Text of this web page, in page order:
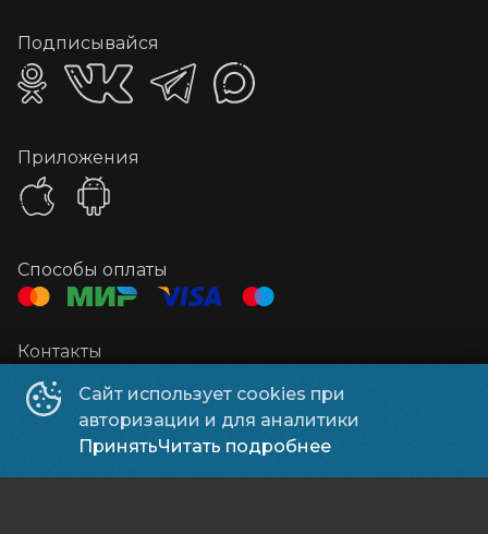
Сайт использует cookies при
авторизации и для аналитики
ПринятьЧитать подробнее
Подписывайся
Приложения
Способы оплаты
Контакты
Администратор
Касса
+7 845 339-30-44
Эл. почта kinoteatrmir@mail.ru